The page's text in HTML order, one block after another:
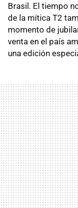
Brasil. El tiempo
de la mítica T2
momento de
venta en el país
una edición